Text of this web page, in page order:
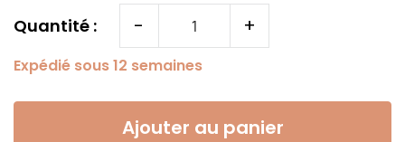
Quantité : - +
Expédié sous 12 semaines
Ajouter au panier